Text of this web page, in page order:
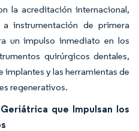
la acreditación internacional,
instrumentación de primera
un impulso inmediato en los
quirúrgicos dentales,
y las herramientas de
regenerativos.
que Impulsan los